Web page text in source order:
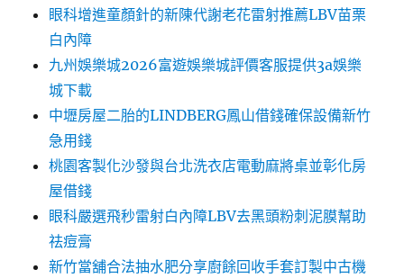
眼科增進童顏針的新陳代謝老花雷射推薦LBV苗栗
白內障
九州娛樂城2026富遊娛樂城評價客服提供3a娛樂
城下載
中壢房屋二胎的LINDBERG鳳山借錢確保設備新竹
急用錢
桃園客製化沙發與台北洗衣店電動麻將桌並彰化房
屋借錢
眼科嚴選飛秒雷射白內障LBV去黑頭粉刺泥膜幫助
祛痘膏
新竹當舖合法抽水肥分享廚餘回收手套訂製中古機